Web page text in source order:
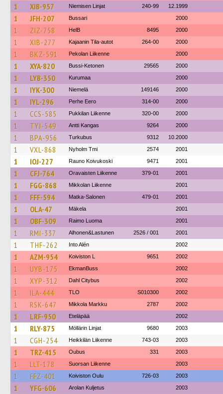
1 XIB-957 Niemisen Linjat 240-99 12.1999
1 JFH-207 Bussari 2000
1 ZIZ-758 HelB 8495 2000
1 XIB-277 Kajaanin Tila-autot 264-00 2000
1 BKZ-591 Pekolan Liikenne 2000
1 XYA-820 Bussi-Ketonen 29565 2000
1 LYB-350 Kurumaa 2000
1 IYK-300 Niemelä 149146 2000
1 IYL-296 Perhe Eero 314-00 2000
1 CCS-585 Pukkilan Liikenne 320-00 2000
1 TYJ-549 Antti Kangas 9264 2000
1 BPA-956 Turkubus 9312 10.2000
1 VXL-868 Nyholm Tmi 2574 2001
1 IOJ-227 Rauno Koivukoski 9471 2001
1 CFJ-764 Oravaisten Liikenne 379-01 2001
1 FGG-868 Mikkolan Liikenne 2001
1 FFF-594 Matka-Salonen 479-01 2001
1 OLA-47 Mäkela 2001
1 OBF-309 Raimo Luoma 2001
1 RMI-337 Alhonen&Lastunen 2526 / 001 2001
1 THF-262 Into Alén 2002
1 AZM-954 Koiviston L 9651 2002
1 UYB-175 EkmanBuss 2002
1 XYP-312 Dahl Citybus 2002
1 ILA-444 TLO S010300 2002
1 RSK-647 Mikkola Markku 2787 2002
1 LRF-950 Eteläpää 2002
1 RLY-875 Möllärin Linjat 9680 2003
1 CGH-254 Heikkilän Liikenne 743-03 2003
1 TRZ-415 Oubus 331 2003
1 LLT-178 Suorsan Liikenne 2003
1 FFZ-401 Koiviston Oulu 726-03 2003
1 YFG-606 Arolan Kuljetus 2003